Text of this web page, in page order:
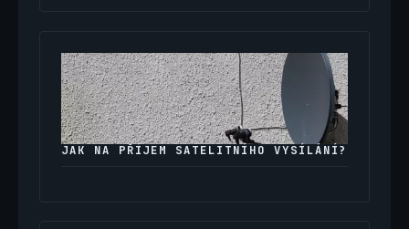
JAK NA PŘÍJEM SATELITNÍHO VYSÍLÁNÍ?